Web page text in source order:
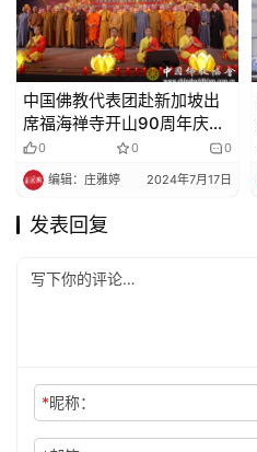
中国佛教代表团赴新加坡出
席福海禅寺开山90周年庆祝
活动
0 0 0
编辑：庄雅婷 2024年7月17日
发表回复
*昵称：